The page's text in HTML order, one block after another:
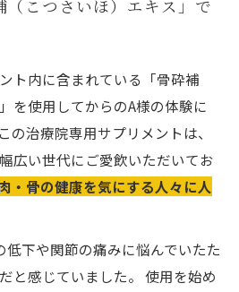
（こつさいほ）エキス」で
ト内に含まれている「骨砕補
を使用してからのA様の体験に
の治療院専用サプリメントは、
広い世代にご愛飲いただいてお
・骨の健康を気にする人々に人
低下や関節の痛みに悩んでいたた
と感じていました。 使用を始め